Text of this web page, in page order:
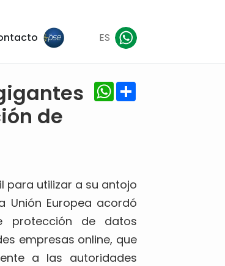
ES
de
WhatsApp
para utilizar a su antojo
Unión Europea acordó
protección de datos
empresas online, que
a las autoridades